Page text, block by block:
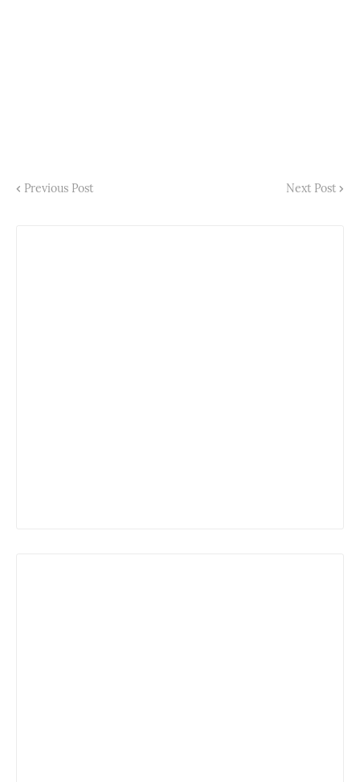
Previous Post Next Post